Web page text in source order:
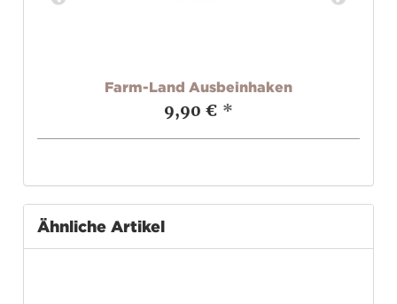
Farm-Land Ausbeinhaken
9,90 € *
Ähnliche Artikel